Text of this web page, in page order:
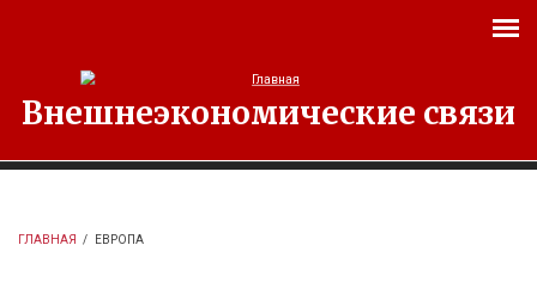
Внешнеэкономические связи
ГЛАВНАЯ / ЕВРОПА